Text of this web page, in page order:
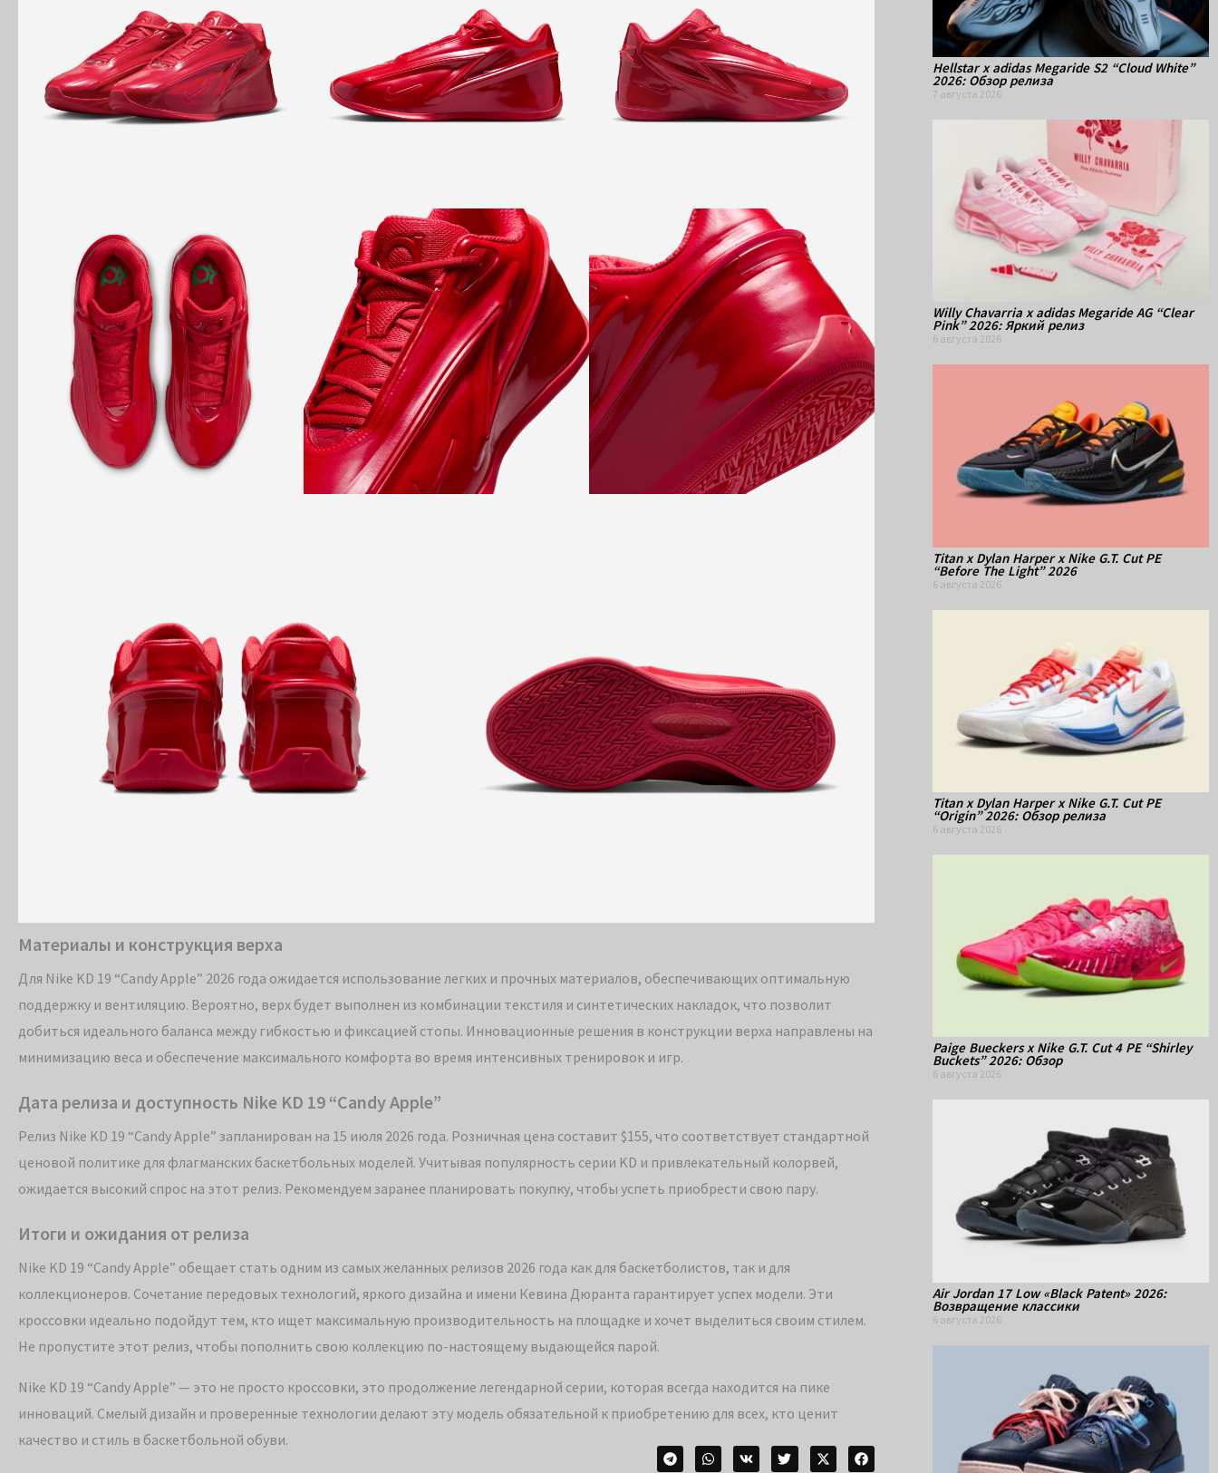
Материалы и конструкция верха
Для Nike KD 19 “Candy Apple” 2026 года ожидается использование легких и прочных материалов, обеспечивающих оптимальную
поддержку и вентиляцию. Вероятно, верх будет выполнен из комбинации текстиля и синтетических накладок, что позволит
добиться идеального баланса между гибкостью и фиксацией стопы. Инновационные решения в конструкции верха направлены на
минимизацию веса и обеспечение максимального комфорта во время интенсивных тренировок и игр.
Дата релиза и доступность Nike KD 19 “Candy Apple”
Релиз Nike KD 19 “Candy Apple” запланирован на 15 июля 2026 года. Розничная цена составит $155, что соответствует стандартной
ценовой политике для флагманских баскетбольных моделей. Учитывая популярность серии KD и привлекательный колорвей,
ожидается высокий спрос на этот релиз. Рекомендуем заранее планировать покупку, чтобы успеть приобрести свою пару.
Итоги и ожидания от релиза
Nike KD 19 “Candy Apple” обещает стать одним из самых желанных релизов 2026 года как для баскетболистов, так и для
коллекционеров. Сочетание передовых технологий, яркого дизайна и имени Кевина Дюранта гарантирует успех модели. Эти
кроссовки идеально подойдут тем, кто ищет максимальную производительность на площадке и хочет выделиться своим стилем.
Не пропустите этот релиз, чтобы пополнить свою коллекцию по-настоящему выдающейся парой.
Nike KD 19 “Candy Apple” — это не просто кроссовки, это продолжение легендарной серии, которая всегда находится на пике
инноваций. Смелый дизайн и проверенные технологии делают эту модель обязательной к приобретению для всех, кто ценит
качество и стиль в баскетбольной обуви.
Hellstar x adidas Megaride S2 “Cloud White”
2026: Обзор релиза
7 августа 2026
Willy Chavarria x adidas Megaride AG “Clear
Pink” 2026: Яркий релиз
6 августа 2026
Titan x Dylan Harper x Nike G.T. Cut PE
“Before The Light” 2026
6 августа 2026
Titan x Dylan Harper x Nike G.T. Cut PE
“Origin” 2026: Обзор релиза
6 августа 2026
Paige Bueckers x Nike G.T. Cut 4 PE “Shirley
Buckets” 2026: Обзор
6 августа 2026
Air Jordan 17 Low «Black Patent» 2026:
Возвращение классики
6 августа 2026